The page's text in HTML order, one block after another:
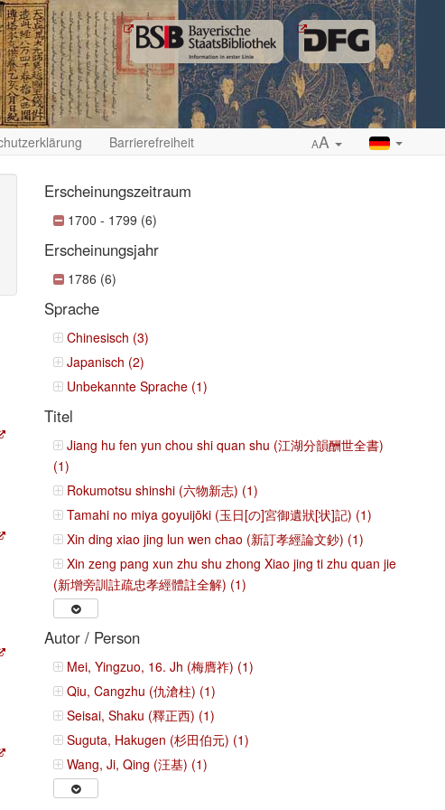
Barrierefreiheit AA
Dropdown
Erscheinungszeitraum
1700 - 1799 (6)
Erscheinungsjahr
1786 (6)
Sprache
Chinesisch (3)
Japanisch (2)
Unbekannte Sprache (1)
Titel
Jiang hu fen yun chou shi quan shu (江湖分韻酬世全書)
(1)
Rokumotsu shinshi (六物新志) (1)
Tamahi no miya goyuijōki (玉日[の]宮御遺狀[状]記) (1)
Xin ding xiao jing lun wen chao (新訂孝經論文鈔) (1)
Xin zeng pang xun zhu shu zhong Xiao jing ti zhu quan jie
(新增旁訓註疏忠孝經體註全解) (1)
Autor / Person
Mei, Yingzuo, 16. Jh (梅膺祚) (1)
Qiu, Cangzhu (仇滄柱) (1)
Seisai, Shaku (釋正西) (1)
Suguta, Hakugen (杉田伯元) (1)
Wang, Ji, Qing (汪基) (1)